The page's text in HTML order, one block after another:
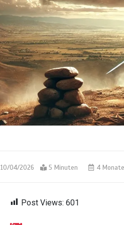
10/04/2026 5 Minuten 4
Post Views: 601